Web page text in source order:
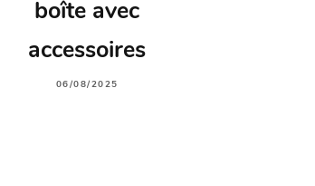
boîte avec
accessoires
06/08/2025